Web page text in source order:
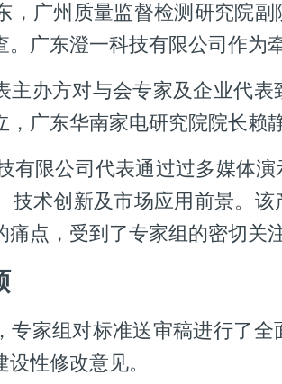
，广州质量监督检测研究院
广东澄一科技有限公司作为
主办方对与会专家及企业代
广东华南家电研究院院长赖
有限公司代表通过过多媒体
技术创新及市场应用前景。
点，受到了专家组的密切关
专家组对标准送审稿进行了
性修改意见。